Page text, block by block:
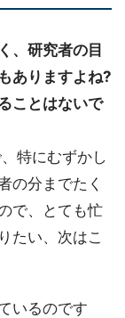
、研究者の目
ありますよね?
ことはないで
特にむずかし
の分までたく
で、とても忙
たい、次はこ
いるのです